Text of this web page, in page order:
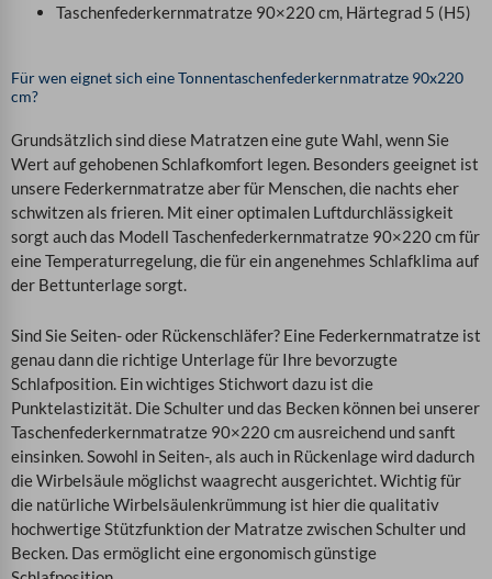
Taschenfederkernmatratze 90×220 cm, Härtegrad 5 (H5)
Für wen eignet sich eine Tonnentaschenfederkernmatratze 90x220
cm?
Grundsätzlich sind diese Matratzen eine gute Wahl, wenn Sie
Wert auf gehobenen Schlafkomfort legen. Besonders geeignet ist
unsere Federkernmatratze aber für Menschen, die nachts eher
schwitzen als frieren. Mit einer optimalen Luftdurchlässigkeit
sorgt auch das Modell Taschenfederkernmatratze 90×220 cm für
eine Temperaturregelung, die für ein angenehmes Schlafklima auf
der Bettunterlage sorgt.
Sind Sie Seiten- oder Rückenschläfer? Eine Federkernmatratze ist
genau dann die richtige Unterlage für Ihre bevorzugte
Schlafposition. Ein wichtiges Stichwort dazu ist die
Punktelastizität. Die Schulter und das Becken können bei unserer
Taschenfederkernmatratze 90×220 cm ausreichend und sanft
einsinken. Sowohl in Seiten-, als auch in Rückenlage wird dadurch
die Wirbelsäule möglichst waagrecht ausgerichtet. Wichtig für
die natürliche Wirbelsäulenkrümmung ist hier die qualitativ
hochwertige Stützfunktion der Matratze zwischen Schulter und
Becken. Das ermöglicht eine ergonomisch günstige